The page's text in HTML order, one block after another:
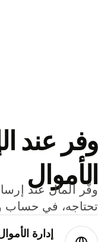
وفر عند
الأموال
تحتاجه، في حساب
إدارة